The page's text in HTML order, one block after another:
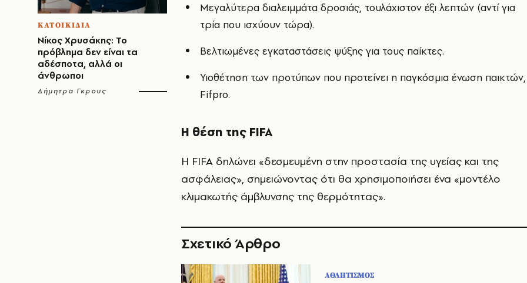
ΚΑΤΟΙΚΙΔΙΑ
Νίκος Χρυσάκης: Το
πρόβλημα δεν είναι τα
αδέσποτα, αλλά οι
άνθρωποι
Δήμητρα Γκρους
Μεγαλύτερα διαλειμμάτα δροσιάς, τουλάχιστον έξι λεπτών (αντί για
τρία που ισχύουν τώρα).
Βελτιωμένες εγκαταστάσεις ψύξης για τους παίκτες.
Υιοθέτηση των προτύπων που προτείνει η παγκόσμια ένωση παικτών,
Fifpro.
Η θέση της FIFA
Η FIFA δηλώνει «δεσμευμένη στην προστασία της υγείας και της
ασφάλειας», σημειώνοντας ότι θα χρησιμοποιήσει ένα «μοντέλο
κλιμακωτής άμβλυνσης της θερμότητας».
Σχετικό Άρθρο
ΑΘΛΗΤΙΣΜΟΣ